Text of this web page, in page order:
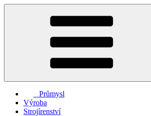
Přejít
Průmysl
Výroba
Strojírenství